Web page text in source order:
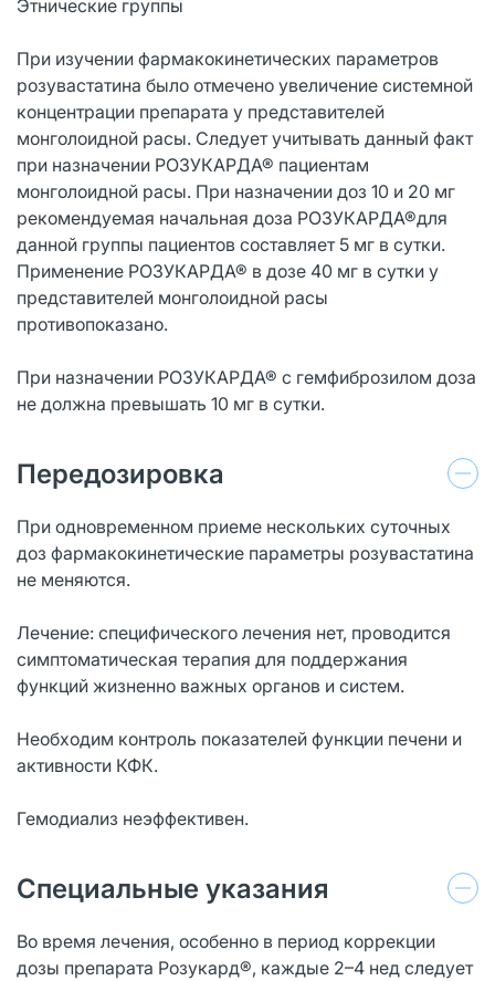
Этнические группы
При изучении фармакокинетических параметров
розувастатина было отмечено увеличение системной
концентрации препарата у представителей
монголоидной расы. Следует учитывать данный факт
при назначении РОЗУКАРДА® пациентам
монголоидной расы. При назначении доз 10 и 20 мг
рекомендуемая начальная доза РОЗУКАРДА®для
данной группы пациентов составляет 5 мг в сутки.
Применение РОЗУКАРДА® в дозе 40 мг в сутки у
представителей монголоидной расы
противопоказано.
При назначении РОЗУКАРДА® с гемфиброзилом доза
не должна превышать 10 мг в сутки.
Передозировка
При одновременном приеме нескольких суточных
доз фармакокинетические параметры розувастатина
не меняются.
Лечение: специфического лечения нет, проводится
симптоматическая терапия для поддержания
функций жизненно важных органов и систем.
Необходим контроль показателей функции печени и
активности КФК.
Гемодиализ неэффективен.
Специальные указания
Во время лечения, особенно в период коррекции
дозы препарата Pозукард®, каждые 2–4 нед следует